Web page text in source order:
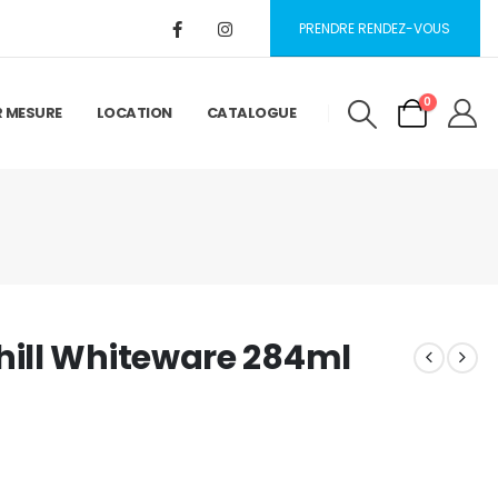
PRENDRE RENDEZ-VOUS
LOCATION CATALOGUE
0
Whiteware 284ml